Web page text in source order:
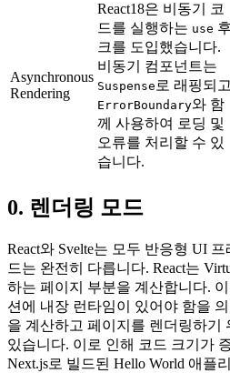
Asynchronous
Rendering
React18은 비동기 코
드를 실행하는 use 후
크를 도입했습니다.
비동기 컴포넌트는
Suspense 로 래핑되고
ErrorBoundary와 함
께 사용하여 로딩 및
오류를 처리할 수 있
습니다.
0. 렌더링 모드
React와 Svelte는 모두 반응형 UI
드는 완전히 다릅니다. React는
하는 페이지 부분을 계산합니다. 이
션에 내장 런타임이 있어야 함을
을 계산하고 페이지를 렌더링하기
있습니다. 이로 인해 코드 크기가
Next.js로 빌드된 Hello World 애플